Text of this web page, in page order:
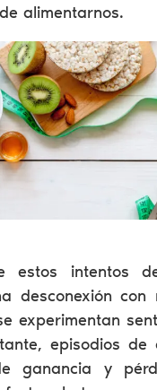
alimentarnos.
estos intentos
desconexión con
experimentan
episodios de
ganancia y